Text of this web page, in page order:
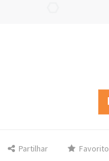
Partilhar Favorito